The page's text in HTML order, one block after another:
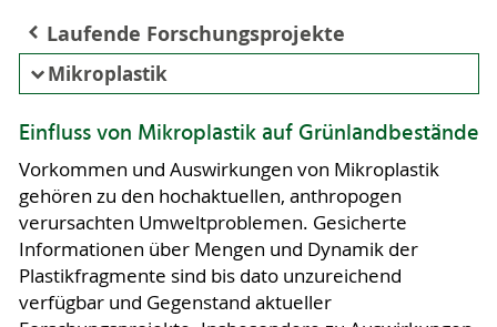
Laufende Forschungsprojekte
Mikroplastik
Einfluss von Mikroplastik auf Grünlandbestände
Vorkommen und Auswirkungen von Mikroplastik
gehören zu den hochaktuellen, anthropogen
verursachten Umweltproblemen. Gesicherte
Informationen über Mengen und Dynamik der
Plastikfragmente sind bis dato unzureichend
verfügbar und Gegenstand aktueller